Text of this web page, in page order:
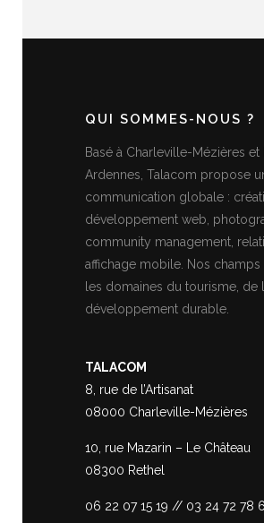
QUI SOMMES-NOUS ?
Basé à Charleville-Mézières et
Ardennes, Talacom propose
communication globale :
développement web,
community management,
affichage mobile. Nos champs
les domaines du tourisme, de
développement durable.
TALACOM
8, rue de l’Artisanat
08000 Charleville-Mézières
10, rue Mazarin – Le Château
08300 Rethel
06 22 07 15 19 // 03 24 72 78